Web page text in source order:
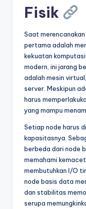
Fisik
Saat
pertama adalah
kekuatan
modern, ini jarang
adalah mesin
server. Meskipun
harus
yang mampu
Setiap node harus
kapasitasnya.
berbeda dari node
memahami
membutuhkan I/O
node basis data
dan stabilitas
serupa